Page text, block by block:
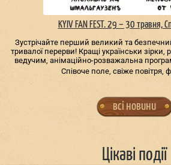
KYIV FAN FEST. 29 – 30 травня,
Зустрічайте перший великий та
тривалої перерви! Кращі українськи
ведучим, анімаційно-розважальна
Співоче поле, свіже повітря,
всі новини
Цікаві події